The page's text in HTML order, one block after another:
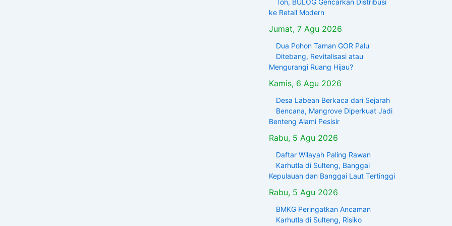
ke Retail Modern
Jumat, 7 Agu 2026
Dua Pohon Taman GOR Palu
Ditebang, Revitalisasi atau
Mengurangi Ruang Hijau?
Kamis, 6 Agu 2026
Desa Labean Berkaca dari Sejarah
Bencana, Mangrove Diperkuat Jadi
Benteng Alami Pesisir
Rabu, 5 Agu 2026
Daftar Wilayah Paling Rawan
Karhutla di Sulteng, Banggai
Kepulauan dan Banggai Laut Tertinggi
Rabu, 5 Agu 2026
BMKG Peringatkan Ancaman
Karhutla di Sulteng, Risiko